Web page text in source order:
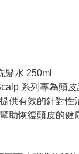
髮水 250ml
系列專為頭
供有效的針對性
助恢復頭皮的健